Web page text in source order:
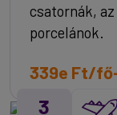
csatornák,
porcelánok.
339e Ft/
3